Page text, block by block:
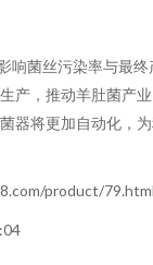
响菌丝污染率与最终
产，推动羊肚菌产
器将更加自动化，
product/